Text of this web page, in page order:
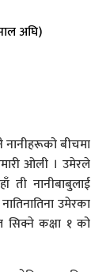
अघि)
नानीहरूको बीचमा
ओली । उमेरले
ती नानीबाबुलाई
उमेरका
सिक्ने कक्षा १ को